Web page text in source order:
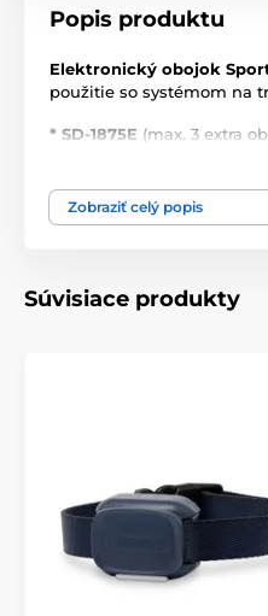
Popis produktu
Elektronický obojok
použitie so systémom na
* SD-1875E (max. 3 extra
Kombinácia extra obojoku
polohu psa jednoducho
tlačidla lokalizátor zapípa.
predchádzajúceho
ilustračný charakter.
Produkt je zaradený
Zobraziť celý popis
Súvisiace produkty